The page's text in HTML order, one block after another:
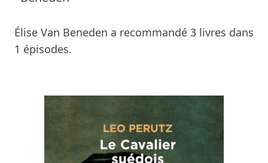
Élise Van Beneden a recommandé 3 livres dans
1 épisodes.
Livres
Prix littéraires